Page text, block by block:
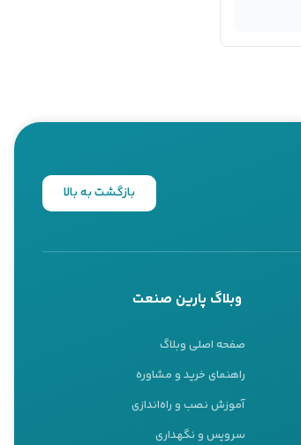
بازگشت به بالا
وبلاگ پارین صنعت
صفحه اصلی وبلاگ
راهنمای خرید و مشاوره
آموزش نصب و راه‌اندازی
سرویس و نگهداری